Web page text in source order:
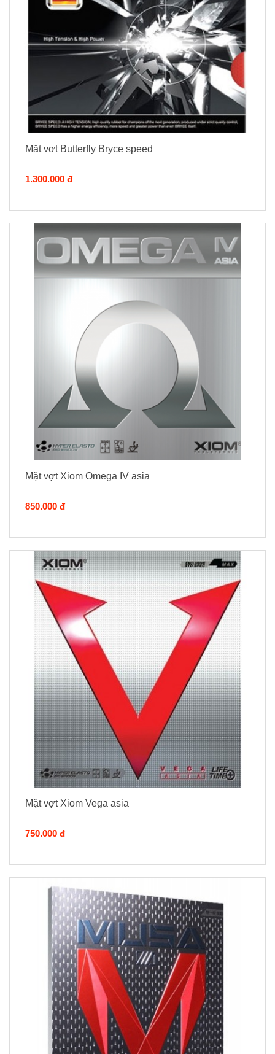
Mặt vợt Butterfly Bryce speed
1.300.000 đ
Mặt vợt Xiom Omega IV asia
850.000 đ
Mặt vợt Xiom Vega asia
750.000 đ